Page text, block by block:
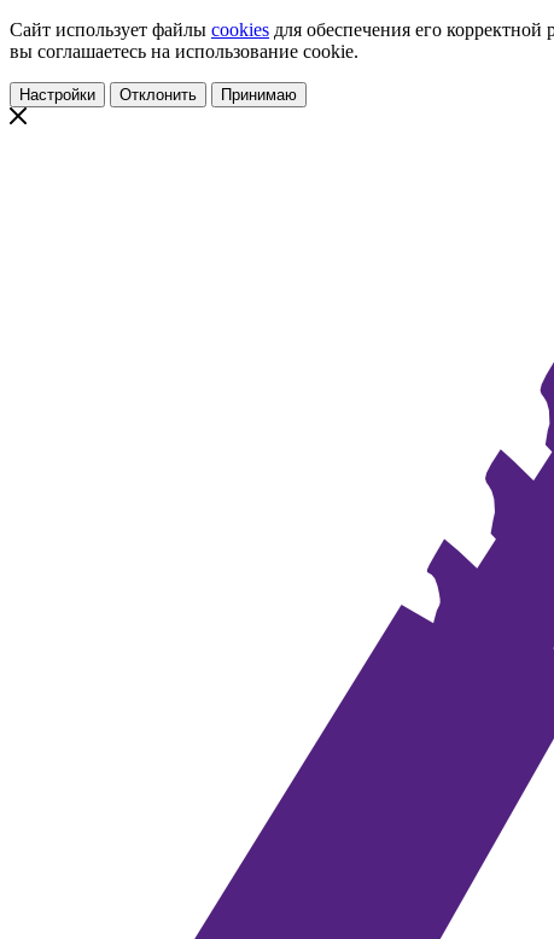
Сайт использует файлы cookies для обеспечения его
вы соглашаетесь на использование cookie.
Настройки Отклонить Принимаю